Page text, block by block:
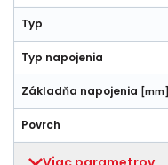
Typ
Typ napojenia
Základňa napojenia [mm]
Povrch